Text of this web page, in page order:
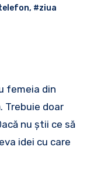
, #ziua
Trebuie doar
nu știi ce să
idei cu care